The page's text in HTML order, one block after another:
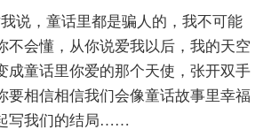
说，童话里都是骗人的，我不可能
不会懂，从你说爱我以后，我的天空
成童话里你爱的那个天使，张开双手
要相信相信我们会像童话故事里幸福
写我们的结局……